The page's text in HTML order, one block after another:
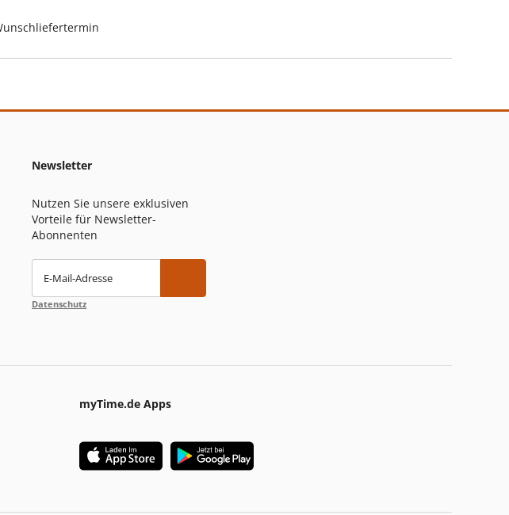
Newsletter
Nutzen Sie unsere exklusiven
Vorteile für Newsletter-
Abonnenten
E-Mail-Adresse
Datenschutz
myTime.de Apps